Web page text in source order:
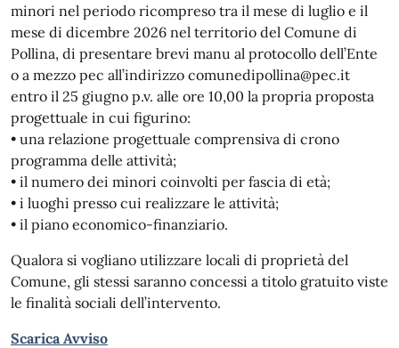
minori nel periodo ricompreso tra il mese di luglio e il
mese di dicembre 2026 nel territorio del Comune di
Pollina, di presentare brevi manu al protocollo dell’Ente
o a mezzo pec all’indirizzo comunedipollina@pec.it
entro il 25 giugno p.v. alle ore 10,00 la propria proposta
progettuale in cui figurino:
• una relazione progettuale comprensiva di crono
programma delle attività;
• il numero dei minori coinvolti per fascia di età;
• i luoghi presso cui realizzare le attività;
• il piano economico-finanziario.
Qualora si vogliano utilizzare locali di proprietà del
Comune, gli stessi saranno concessi a titolo gratuito viste
le finalità sociali dell’intervento.
Scarica Avviso